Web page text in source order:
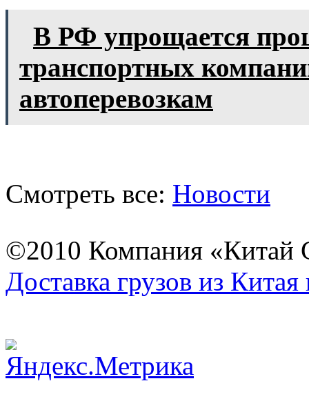
В РФ упрощается
транспортных
автоперевозкам
Смотреть все: Новости
©2010 Компания «Китай
Доставка грузов из